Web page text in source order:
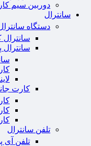
دوربین سیم
سانترال
دستگاه
کارت
تلفن سانترال
تلفن آی